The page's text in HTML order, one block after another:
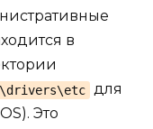
в
для
Это